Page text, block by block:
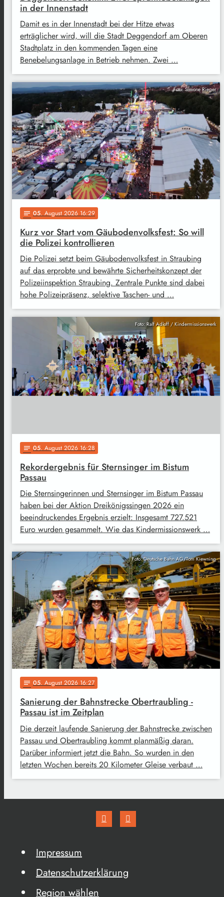
in der Innenstadt
Damit es in der Innenstadt bei der Hitze etwas
erträglicher wird, will die Stadt Deggendorf am Oberen
Stadtplatz in den kommenden Tagen eine
Benebelungsanlage in Betrieb nehmen. Zwei …
Foto: Simone Rieger
notes 05. August 2026 16:29
Kurz vor Start vom Gäubodenvolksfest: So will
die Polizei kontrollieren
Die Polizei setzt beim Gäubodenvolksfest in Straubing
auf das erprobte und bewährte Sicherheitskonzept der
Polizeiinspektion Straubing. Zentrale Punkte sind dabei
hohe Polizeipräsenz, selektive Taschen- und …
Foto: Ralf Adloff / Kindermissionswerk
notes 05. August 2026 16:28
Rekordergebnis für Sternsinger im Bistum
Passau
Die Sternsingerinnen und Sternsinger im Bistum Passau
haben bei der Aktion Dreikönigssingen 2026 ein
beeindruckendes Ergebnis erzielt: Insgesamt 727.521
Euro wurden gesammelt. Wie das Kindermissionswerk …
Foto: Deutsche Bahn AG/Tom Kiewning
notes 05. August 2026 16:27
Sanierung der Bahnstrecke Obertraubling -
Passau ist im Zeitplan
Die derzeit laufende Sanierung der Bahnstrecke zwischen
Passau und Obertraubling kommt planmäßig daran.
Darüber informiert jetzt die Bahn. So wurden in den
letzten Wochen bereits 20 Kilometer Gleise verbaut …
Impressum
Datenschutzerklärung
Region wählen